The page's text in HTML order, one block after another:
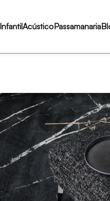
InfantilAcústicoPassamanaria